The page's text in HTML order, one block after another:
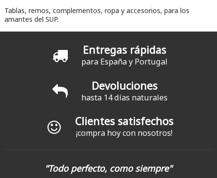
Tablas, remos, complementos, ropa y accesorios, para los
amantes del SUP.
Entregas rápidas
para España y Portugal
Devoluciones
hasta 14 días naturales
Clientes satisfechos
¡compra hoy con nosotros!
"Todo perfecto, como siempre"